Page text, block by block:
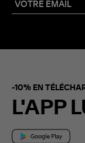
-10% EN
L'APP